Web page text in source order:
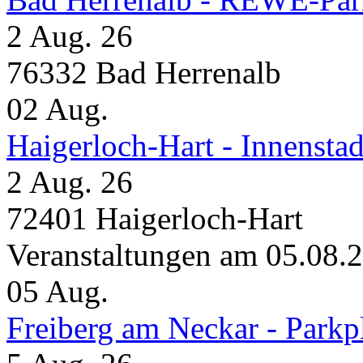
2 Aug. 26
76332 Bad Herrenalb
02 Aug.
Haigerloch-Hart -
2 Aug. 26
72401 Haigerloch-Hart
Veranstaltungen am
05 Aug.
Freiberg am Neckar -